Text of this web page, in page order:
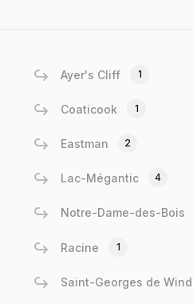
Ayer's Cliff 1
Coaticook 1
Eastman 2
Lac-Mégantic 4
Notre-Dame-des-Bois
Racine 1
Saint-Georges de